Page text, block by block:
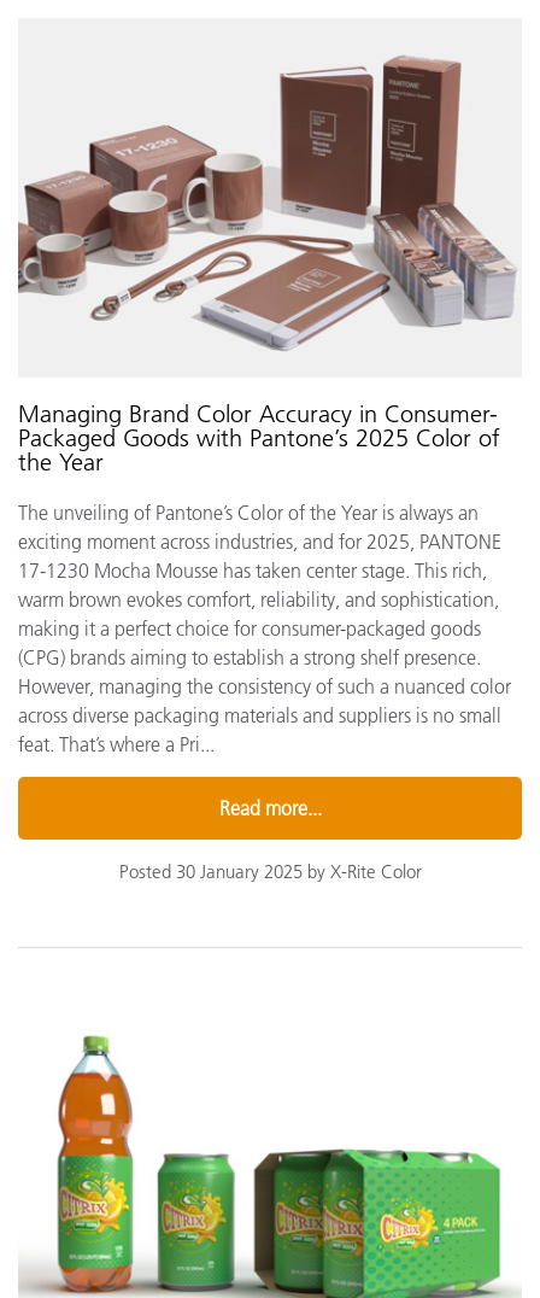
Managing Brand Color Accuracy in Consumer-
Packaged Goods with Pantone’s 2025 Color of
the Year
The unveiling of Pantone’s Color of the Year is always an
exciting moment across industries, and for 2025, PANTONE
17-1230 Mocha Mousse has taken center stage. This rich,
warm brown evokes comfort, reliability, and sophistication,
making it a perfect choice for consumer-packaged goods
(CPG) brands aiming to establish a strong shelf presence.
However, managing the consistency of such a nuanced color
across diverse packaging materials and suppliers is no small
feat. That’s where a Pri...
Read more...
Posted 30 January 2025 by X-Rite Color